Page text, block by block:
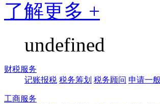
了解更多 +
undefined
财税服务
记账报税 税务筹划 税务顾问 申请一
工商服务